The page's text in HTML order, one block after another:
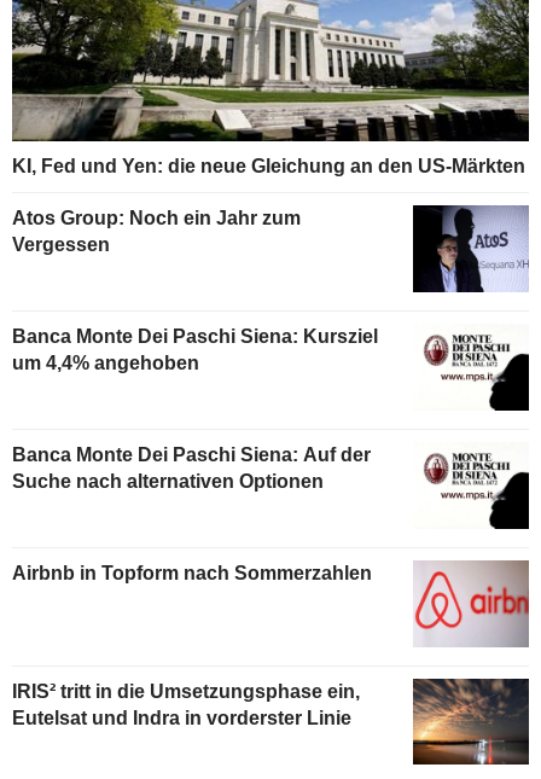
KI, Fed und Yen: die neue Gleichung an den US-Märkten
Atos Group: Noch ein Jahr zum
Vergessen
Banca Monte Dei Paschi Siena: Kursziel
um 4,4% angehoben
Banca Monte Dei Paschi Siena: Auf der
Suche nach alternativen Optionen
Airbnb in Topform nach Sommerzahlen
IRIS² tritt in die Umsetzungsphase ein,
Eutelsat und Indra in vorderster Linie